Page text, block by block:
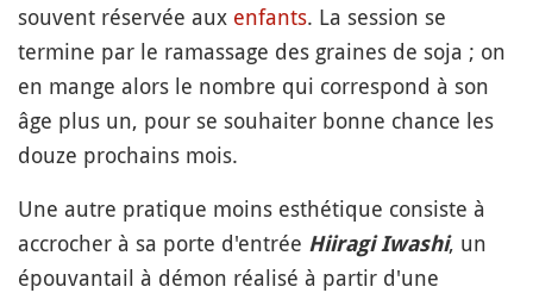
souvent réservée aux enfants. La session se
termine par le ramassage des graines de soja ; on
en mange alors le nombre qui correspond à son
âge plus un, pour se souhaiter bonne chance les
douze prochains mois.
Une autre pratique moins esthétique consiste à
accrocher à sa porte d'entrée Hiiragi Iwashi, un
épouvantail à démon réalisé à partir d'une